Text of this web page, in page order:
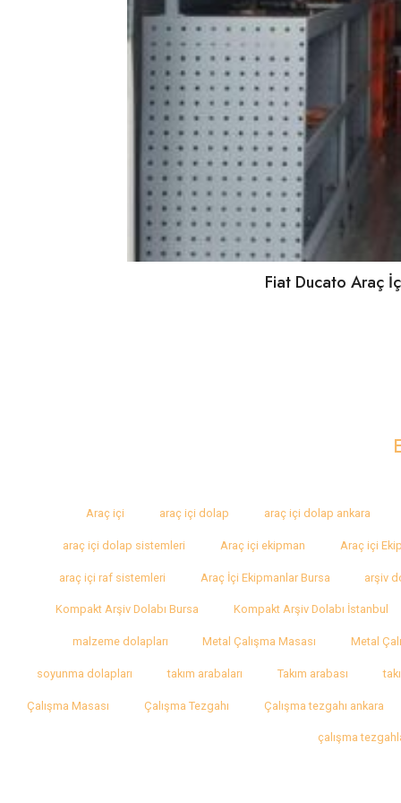
Fiat Ducato Araç
Araç içi araç içi dolap araç içi dolap ankara
araç içi dolap sistemleri Araç içi ekipman Araç içi
araç içi raf sistemleri Araç İçi Ekipmanlar Bursa arşiv
Kompakt Arşiv Dolabı Bursa Kompakt Arşiv Dolabı İstanbul
malzeme dolapları Metal Çalışma Masası Metal
soyunma dolapları takım arabaları Takım arabası
Çalışma Masası Çalışma Tezgahı Çalışma tezgahı ankara
çalışma